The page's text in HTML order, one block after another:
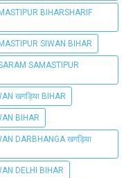
BIHARSHARIF
SIWAN BIHAR
SAMASTIPUR
खगड़िया BIHAR
BIHAR
DARBHANGA खगड़िया
DELHI BIHAR